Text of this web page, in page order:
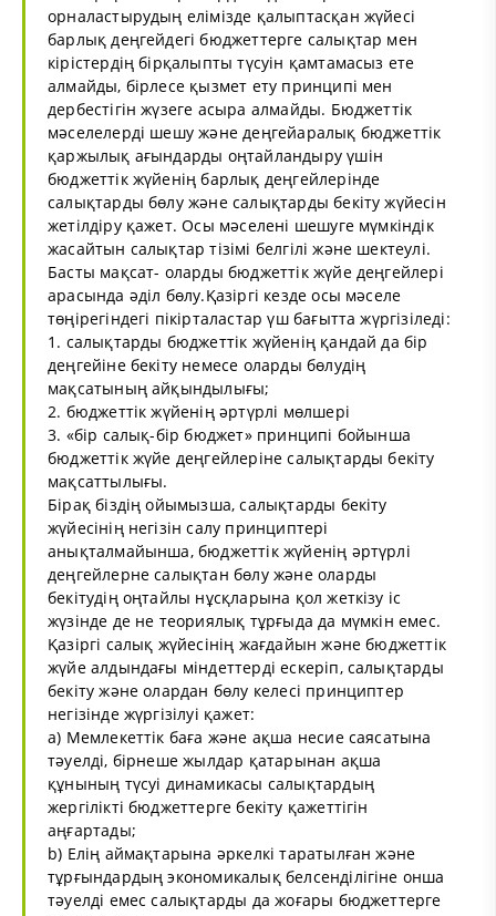
орналастырудың елімізде қалыптасқан жүйесі
барлық деңгейдегі бюджеттерге салықтар мен
кірістердің бірқалыпты түсуін қамтамасыз ете
алмайды, бірлесе қызмет ету принципі мен
дербестігін жүзеге асыра алмайды. Бюджеттік
мәселелерді шешу және деңгейаралық бюджеттік
қаржылық ағындарды оңтайландыру үшін
бюджеттік жүйенің барлық деңгейлерінде
салықтарды бөлу және салықтарды бекіту жүйесін
жетілдіру қажет. Осы мәселені шешуге мүмкіндік
жасайтын салықтар тізімі белгілі және шектеулі.
Басты мақсат- оларды бюджеттік жүйе деңгейлері
арасында әділ бөлу.Қазіргі кезде осы мәселе
төңірегіндегі пікірталастар үш бағытта жүргізіледі:
1. салықтарды бюджеттік жүйенің қандай да бір
деңгейіне бекіту немесе оларды бөлудің
мақсатының айқындылығы;
2. бюджеттік жүйенің әртүрлі мөлшері
3. «бір салық-бір бюджет» принципі бойынша
бюджеттік жүйе деңгейлеріне салықтарды бекіту
мақсаттылығы.
Бірақ біздің ойымызша, салықтарды бекіту
жүйесінің негізін салу принциптері
анықталмайынша, бюджеттік жүйенің әртүрлі
деңгейлерне салықтан бөлу және оларды
бекітудің оңтайлы нұсқларына қол жеткізу іс
жүзінде де не теориялық тұрғыда да мүмкін емес.
Қазіргі салық жүйесінің жағдайын және бюджеттік
жүйе алдындағы міндеттерді ескеріп, салықтарды
бекіту және олардан бөлу келесі принциптер
негізінде жүргізілуі қажет:
a) Мемлекеттік баға және ақша несие саясатына
тәуелді, бірнеше жылдар қатарынан ақша
құнының түсуі динамикасы салықтардың
жергілікті бюджеттерге бекіту қажеттігін
аңғартады;
b) Елің аймақтарына әркелкі таратылған және
тұрғындардың экономикалық белсенділігіне онша
тәуелді емес салықтарды да жоғары бюджеттерге